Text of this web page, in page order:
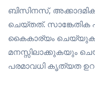
ബിസിനസ്,
ചെയ്തത്.
കൈകാര്യം
മനസ്സിലാക്കുകയും
പരമാവധി കൃത്യത